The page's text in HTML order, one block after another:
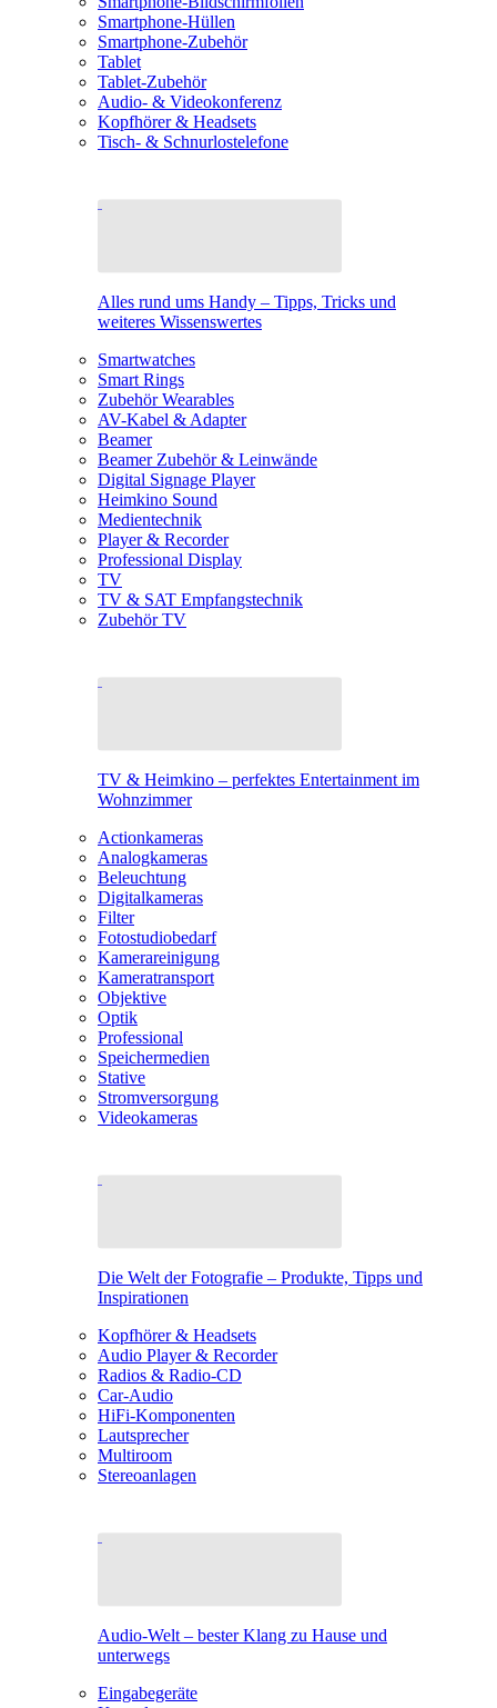
Smartphone-Hüllen
Smartphone-Zubehör
Tablet
Tablet-Zubehör
Audio- & Videokonferenz
Kopfhörer & Headsets
Tisch- & Schnurlostelefone
Alles rund ums Handy – Tipps, Tricks und
weiteres Wissenswertes
Smartwatches
Smart Rings
Zubehör Wearables
AV-Kabel & Adapter
Beamer
Beamer Zubehör & Leinwände
Digital Signage Player
Heimkino Sound
Medientechnik
Player & Recorder
Professional Display
TV
TV & SAT Empfangstechnik
Zubehör TV
TV & Heimkino – perfektes Entertainment im
Wohnzimmer
Actionkameras
Analogkameras
Beleuchtung
Digitalkameras
Filter
Fotostudiobedarf
Kamerareinigung
Kameratransport
Objektive
Optik
Professional
Speichermedien
Stative
Stromversorgung
Videokameras
Die Welt der Fotografie – Produkte, Tipps und
Inspirationen
Kopfhörer & Headsets
Audio Player & Recorder
Radios & Radio-CD
Car-Audio
HiFi-Komponenten
Lautsprecher
Multiroom
Stereoanlagen
Audio-Welt – bester Klang zu Hause und
unterwegs
Eingabegeräte